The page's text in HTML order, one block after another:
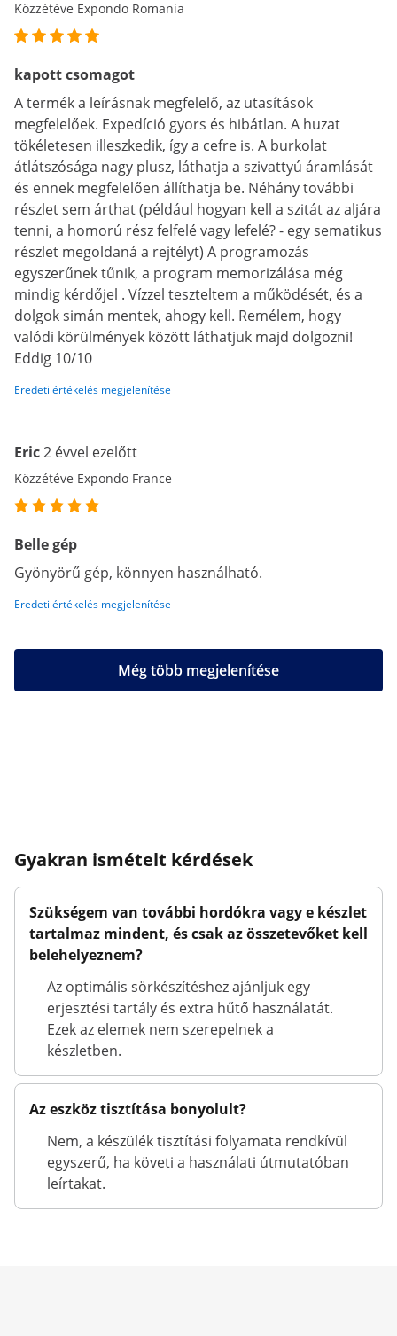
Közzétéve Expondo Romania
kapott csomagot
A termék a leírásnak megfelelő, az utasítások
megfelelőek. Expedíció gyors és hibátlan. A huzat
tökéletesen illeszkedik, így a cefre is. A burkolat
átlátszósága nagy plusz, láthatja a szivattyú áramlását
és ennek megfelelően állíthatja be. Néhány további
részlet sem árthat (például hogyan kell a szitát az aljára
tenni, a homorú rész felfelé vagy lefelé? - egy sematikus
részlet megoldaná a rejtélyt) A programozás
egyszerűnek tűnik, a program memorizálása még
mindig kérdőjel . Vízzel teszteltem a működését, és a
dolgok simán mentek, ahogy kell. Remélem, hogy
valódi körülmények között láthatjuk majd dolgozni!
Eddig 10/10
Eredeti értékelés megjelenítése
Eric2 évvel ezelőtt
Közzétéve Expondo France
Belle gép
Gyönyörű gép, könnyen használható.
Eredeti értékelés megjelenítése
Még több megjelenítése
Gyakran ismételt kérdések
Szükségem van további hordókra vagy e készlet
tartalmaz mindent, és csak az összetevőket kell
belehelyeznem?
Az optimális sörkészítéshez ajánljuk egy
erjesztési tartály és extra hűtő használatát.
Ezek az elemek nem szerepelnek a
készletben.
Az eszköz tisztítása bonyolult?
Nem, a készülék tisztítási folyamata rendkívül
egyszerű, ha követi a használati útmutatóban
leírtakat.